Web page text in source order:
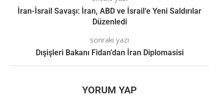
İran-İsrail Savaşı: İran, ABD ve İsrail’e Yeni Saldırılar
Düzenledi
sonraki yazı
Dışişleri Bakanı Fidan’dan İran Diplomasisi
YORUM YAP